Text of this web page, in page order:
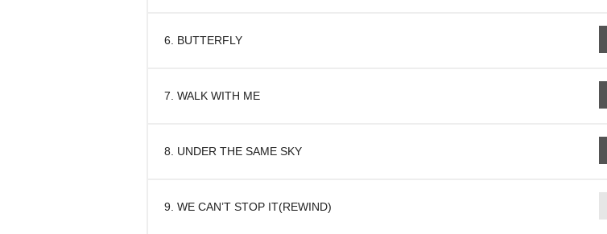
6. BUTTERFLY
7. WALK WITH ME
8. UNDER THE SAME SKY
9. WE CAN’T STOP IT(REWIND)